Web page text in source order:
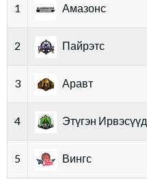
1 Амазонс
2 Пайрэтс
3 Аравт
4 Этүгэн Ирвэсүүд
5 Вингс